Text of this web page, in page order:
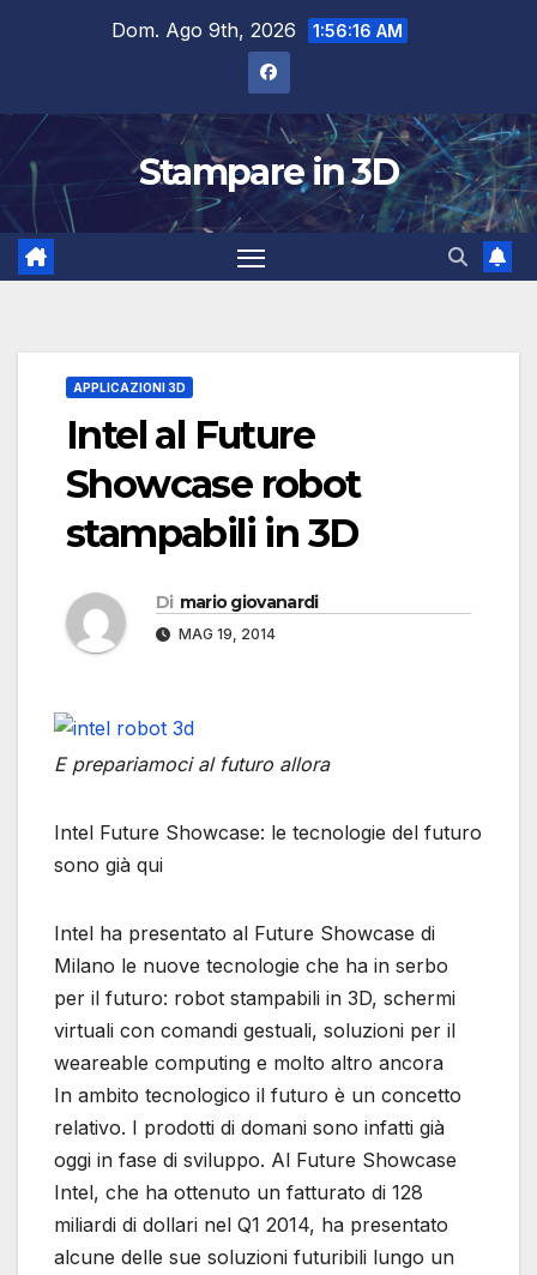
Dom. Ago 9th, 2026 1:56:17 AM
Stampare in 3D
APPLICAZIONI 3D
Intel al Future
Showcase robot
stampabili in 3D
Di mario giovanardi
MAG 19, 2014
E prepariamoci al futuro allora
Intel Future Showcase: le tecnologie del futuro
sono già qui
Intel ha presentato al Future Showcase di
Milano le nuove tecnologie che ha in serbo
per il futuro: robot stampabili in 3D, schermi
virtuali con comandi gestuali, soluzioni per il
weareable computing e molto altro ancora
In ambito tecnologico il futuro è un concetto
relativo. I prodotti di domani sono infatti già
oggi in fase di sviluppo. Al Future Showcase
Intel, che ha ottenuto un fatturato di 128
miliardi di dollari nel Q1 2014, ha presentato
alcune delle sue soluzioni futuribili lungo un